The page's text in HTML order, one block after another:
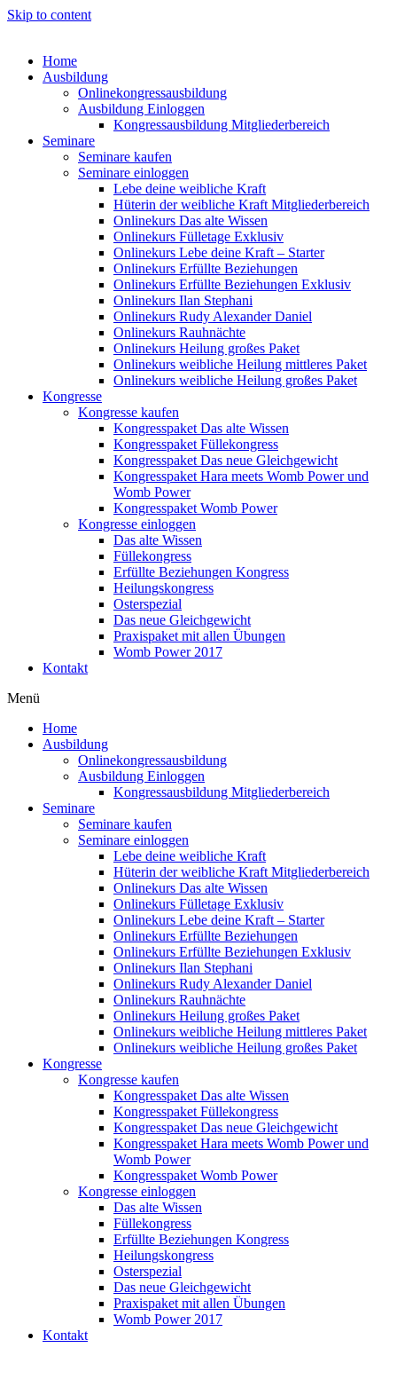
Skip to content
Home
Ausbildung
Onlinekongressausbildung
Ausbildung Einloggen
Kongressausbildung Mitgliederbereich
Seminare
Seminare kaufen
Seminare einloggen
Lebe deine weibliche Kraft
Hüterin der weibliche Kraft Mitgliederbereich
Onlinekurs Das alte Wissen
Onlinekurs Fülletage Exklusiv
Onlinekurs Lebe deine Kraft – Starter
Onlinekurs Erfüllte Beziehungen
Onlinekurs Erfüllte Beziehungen Exklusiv
Onlinekurs Ilan Stephani
Onlinekurs Rudy Alexander Daniel
Onlinekurs Rauhnächte
Onlinekurs Heilung großes Paket
Onlinekurs weibliche Heilung mittleres Paket
Onlinekurs weibliche Heilung großes Paket
Kongresse
Kongresse kaufen
Kongresspaket Das alte Wissen
Kongresspaket Füllekongress
Kongresspaket Das neue Gleichgewicht
Kongresspaket Hara meets Womb Power und
Womb Power
Kongresspaket Womb Power
Kongresse einloggen
Das alte Wissen
Füllekongress
Erfüllte Beziehungen Kongress
Heilungskongress
Osterspezial
Das neue Gleichgewicht
Praxispaket mit allen Übungen
Womb Power 2017
Kontakt
Menü
Home
Ausbildung
Onlinekongressausbildung
Ausbildung Einloggen
Kongressausbildung Mitgliederbereich
Seminare
Seminare kaufen
Seminare einloggen
Lebe deine weibliche Kraft
Hüterin der weibliche Kraft Mitgliederbereich
Onlinekurs Das alte Wissen
Onlinekurs Fülletage Exklusiv
Onlinekurs Lebe deine Kraft – Starter
Onlinekurs Erfüllte Beziehungen
Onlinekurs Erfüllte Beziehungen Exklusiv
Onlinekurs Ilan Stephani
Onlinekurs Rudy Alexander Daniel
Onlinekurs Rauhnächte
Onlinekurs Heilung großes Paket
Onlinekurs weibliche Heilung mittleres Paket
Onlinekurs weibliche Heilung großes Paket
Kongresse
Kongresse kaufen
Kongresspaket Das alte Wissen
Kongresspaket Füllekongress
Kongresspaket Das neue Gleichgewicht
Kongresspaket Hara meets Womb Power und
Womb Power
Kongresspaket Womb Power
Kongresse einloggen
Das alte Wissen
Füllekongress
Erfüllte Beziehungen Kongress
Heilungskongress
Osterspezial
Das neue Gleichgewicht
Praxispaket mit allen Übungen
Womb Power 2017
Kontakt